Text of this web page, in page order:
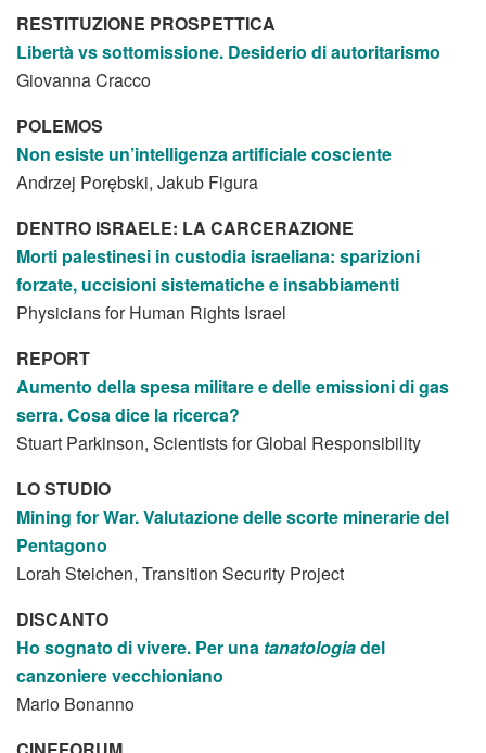
RESTITUZIONE PROSPETTICA
Libertà vs sottomissione. Desiderio di autoritarismo
Giovanna Cracco
POLEMOS
Non esiste un’intelligenzaartificiale cosciente
Andrzej Porębski, Jakub Figura
DENTRO ISRAELE: LA CARCERAZIONE
Morti palestinesi in custodia israeliana: sparizioni
forzate, uccisioni sistematiche e insabbiamenti
Physicians for Human Rights Israel
REPORT
Aumento della spesa militaree delle emissioni di gas
serra.Cosa dice la ricerca?
Stuart Parkinson, Scientists for Global Responsibility
LO STUDIO
Mining for War.Valutazione delle scorte minerarie del
Pentagono
Lorah Steichen, Transition Security Project
DISCANTO
Ho sognato di vivere. Per una tanatologiadel
canzoniere vecchioniano
Mario Bonanno